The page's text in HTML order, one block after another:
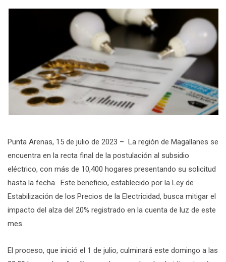
Punta Arenas, 15 de julio de 2023 – La región de Magallanes se
encuentra en la recta final de la postulación al subsidio
eléctrico, con más de 10,400 hogares presentando su solicitud
hasta la fecha. Este beneficio, establecido por la Ley de
Estabilización de los Precios de la Electricidad, busca mitigar el
impacto del alza del 20% registrado en la cuenta de luz de este
mes.
El proceso, que inició el 1 de julio, culminará este domingo a las